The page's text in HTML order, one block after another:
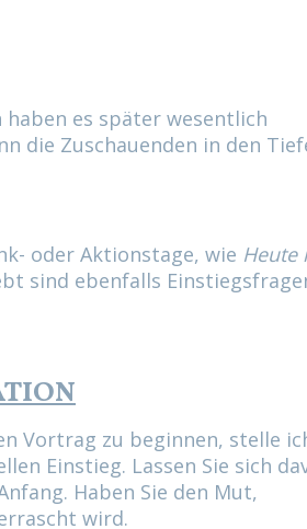
haben es später wesentlich
die Zuschauenden in den
oder Aktionstage, wie Heute
sind ebenfalls
Vortrag zu beginnen, stelle
Einstieg. Lassen Sie sich
Haben Sie den Mut,
wird.